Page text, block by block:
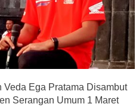
Ega Pratama Disambut
Serangan Umum 1 Maret